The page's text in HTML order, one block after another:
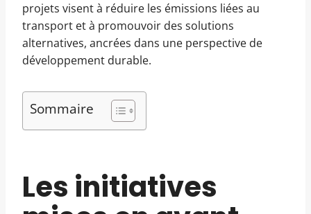
projets visent à réduire les émissions liées au
transport et à promouvoir des solutions
alternatives, ancrées dans une perspective de
développement durable.
Sommaire
Les initiatives